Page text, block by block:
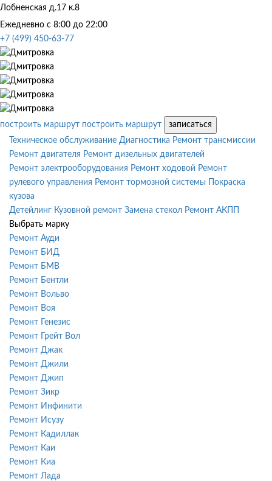
Лобненская д.17 к.8
Ежедневно с 8:00 до 22:00
+7 (499) 450-63-77
построить маршрут построить маршрут
записаться
Техническое обслуживание Диагностика Ремонт трансмиссии
Ремонт двигателя Ремонт дизельных двигателей
Ремонт электрооборудования Ремонт ходовой Ремонт
рулевого управления Ремонт тормозной системы
Покраска
кузова
Детейлинг Кузовной ремонт Замена стекол Ремонт АКПП
Выбрать марку
Ремонт Ауди
Ремонт БИД
Ремонт БМВ
Ремонт Бентли
Ремонт Вольво
Ремонт Воя
Ремонт Генезис
Ремонт Грейт Вол
Ремонт Джак
Ремонт Джили
Ремонт Джип
Ремонт Зикр
Ремонт Инфинити
Ремонт Исузу
Ремонт Кадиллак
Ремонт Каи
Ремонт Киа
Ремонт Лада